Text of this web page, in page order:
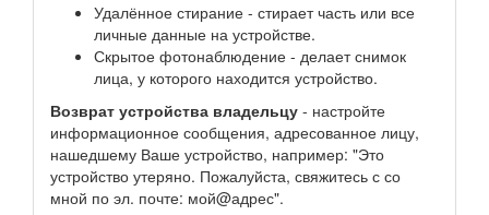
Удалённое стирание - стирает часть или все
личные данные на устройстве.
Скрытое фотонаблюдение - делает снимок
лица, у которого находится устройство.
Возврат устройства владельцу - настройте
информационное сообщения, адресованное лицу,
нашедшему Ваше устройство, например: "Это
устройство утеряно. Пожалуйста, свяжитесь с со
мной по эл. почте: мой@адрес".